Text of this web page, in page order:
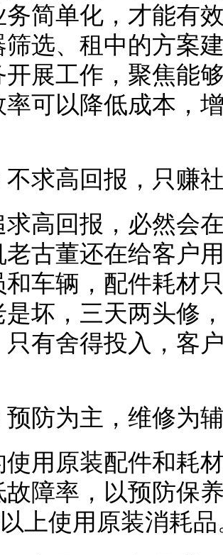
务简单化，才能有
筛选、租中的方案
开展工作，聚焦能
率可以降低成本，
不求高回报，只赚
求高回报，必然会
老古董还在给客户
和车辆，配件耗材
是坏，三天两头修
只有舍得投入，客
预防为主，维修为
使用原装配件和耗
故障率，以预防保
以上使用原装消耗品